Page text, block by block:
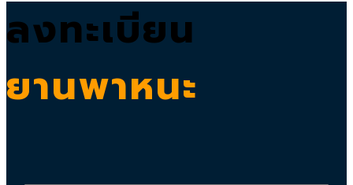
ลงทะเบียน
ยานพาหนะ